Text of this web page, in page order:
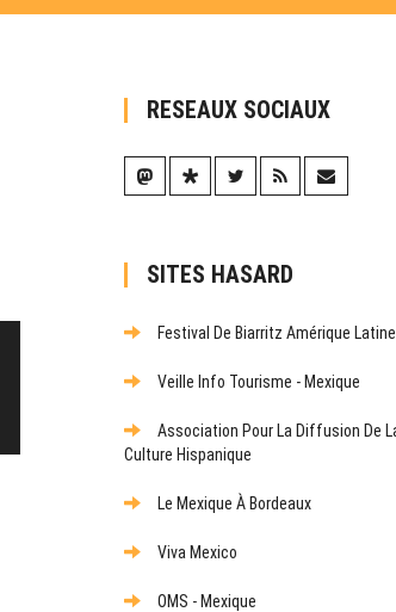
RESEAUX SOCIAUX
SITES HASARD
Festival De Biarritz Amérique Latine
Veille Info Tourisme - Mexique
Association Pour La Diffusion De
Culture Hispanique
Le Mexique À Bordeaux
Viva Mexico
OMS - Mexique